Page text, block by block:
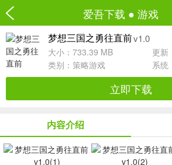
爱吾下载 ● 游戏
梦想三国之勇往直前v1.0
大小：733.39 MB
更新
类别： 策略游戏 系统
立即下载
内容介绍